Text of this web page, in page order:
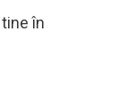
în